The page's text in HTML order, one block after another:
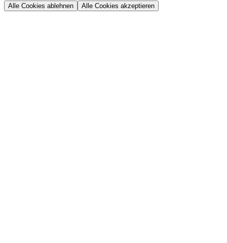
Alle Cookies ablehnen Alle Cookies akzeptieren